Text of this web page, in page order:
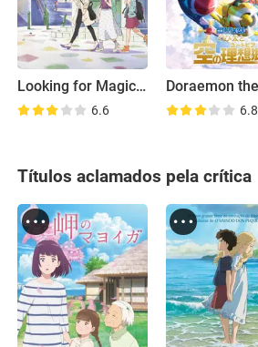
Looking for Magical DoReMi
6.6 6.8
Títulos aclamados pela crítica